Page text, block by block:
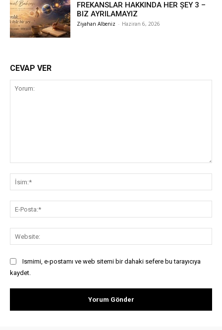
FREKANSLAR HAKKINDA HER ȘEY 3 –
BIZ AYRILAMAYIZ
Ziyahan Albeniz - Haziran 6, 2026
CEVAP VER
Ismimi, e-postamı ve web sitemi bir dahaki sefere bu tarayıcıya
kaydet.